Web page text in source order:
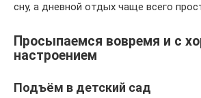
сну, а дневной отдых чаще всего
Просыпаемся вовремя и с
настроением
Подъём в детский сад